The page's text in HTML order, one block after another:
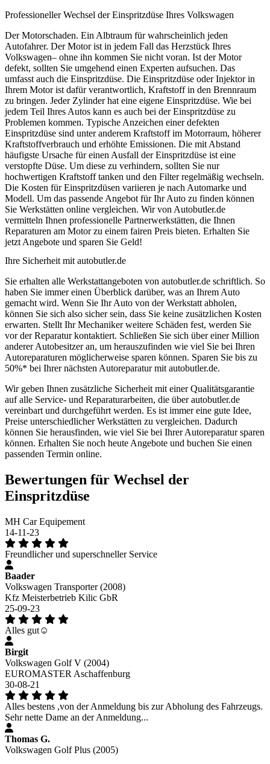
Professioneller Wechsel der Einspritzdüse Ihres Volkswagen
Der Motorschaden. Ein Albtraum für wahrscheinlich jeden
Autofahrer. Der Motor ist in jedem Fall das Herzstück Ihres
Volkswagen– ohne ihn kommen Sie nicht voran. Ist der Motor
defekt, sollten Sie umgehend einen Experten aufsuchen. Das
umfasst auch die Einspritzdüse. Die Einspritzdüse oder Injektor in
Ihrem Motor ist dafür verantwortlich, Kraftstoff in den Brennraum
zu bringen. Jeder Zylinder hat eine eigene Einspritzdüse. Wie bei
jedem Teil Ihres Autos kann es auch bei der Einspritzdüse zu
Problemen kommen. Typische Anzeichen einer defekten
Einspritzdüse sind unter anderem Kraftstoff im Motorraum, höherer
Kraftstoffverbrauch und erhöhte Emissionen. Die mit Abstand
häufigste Ursache für einen Ausfall der Einspritzdüse ist eine
verstopfte Düse. Um diese zu verhindern, sollten Sie nur
hochwertigen Kraftstoff tanken und den Filter regelmäßig wechseln.
Die Kosten für Einspritzdüsen variieren je nach Automarke und
Modell. Um das passende Angebot für Ihr Auto zu finden können
Sie Werkstätten online vergleichen. Wir von Autobutler.de
vermitteln Ihnen professionelle Partnerwerkstätten, die Ihnen
Reparaturen am Motor zu einem fairen Preis bieten. Erhalten Sie
jetzt Angebote und sparen Sie Geld!
Ihre Sicherheit mit autobutler.de
Sie erhalten alle Werkstattangeboten von autobutler.de schriftlich. So
haben Sie immer einen Überblick darüber, was an Ihrem Auto
gemacht wird. Wenn Sie Ihr Auto von der Werkstatt abholen,
können Sie sich also sicher sein, dass Sie keine zusätzlichen Kosten
erwarten. Stellt Ihr Mechaniker weitere Schäden fest, werden Sie
vor der Reparatur kontaktiert. Schließen Sie sich über einer Million
anderer Autobesitzer an, um herauszufinden wie viel Sie bei Ihren
Autoreparaturen möglicherweise sparen können. Sparen Sie bis zu
50%* bei Ihrer nächsten Autoreparatur mit autobutler.de.
Wir geben Ihnen zusätzliche Sicherheit mit einer Qualitätsgarantie
auf alle Service- und Reparaturarbeiten, die über autobutler.de
vereinbart und durchgeführt werden. Es ist immer eine gute Idee,
Preise unterschiedlicher Werkstätten zu vergleichen. Dadurch
können Sie herausfinden, wie viel Sie bei Ihrer Autoreparatur sparen
können. Erhalten Sie noch heute Angebote und buchen Sie einen
passenden Termin online.
Bewertungen für Wechsel der
Einspritzdüse
MH Car Equipement
14-11-23
Freundlicher und superschneller Service
Baader
Volkswagen Transporter (2008)
Kfz Meisterbetrieb Kilic GbR
25-09-23
Alles gut☺️
Birgit
Volkswagen Golf V (2004)
EUROMASTER Aschaffenburg
30-08-21
Alles bestens ,von der Anmeldung bis zur Abholung des Fahrzeugs.
Sehr nette Dame an der Anmeldung...
Thomas G.
Volkswagen Golf Plus (2005)